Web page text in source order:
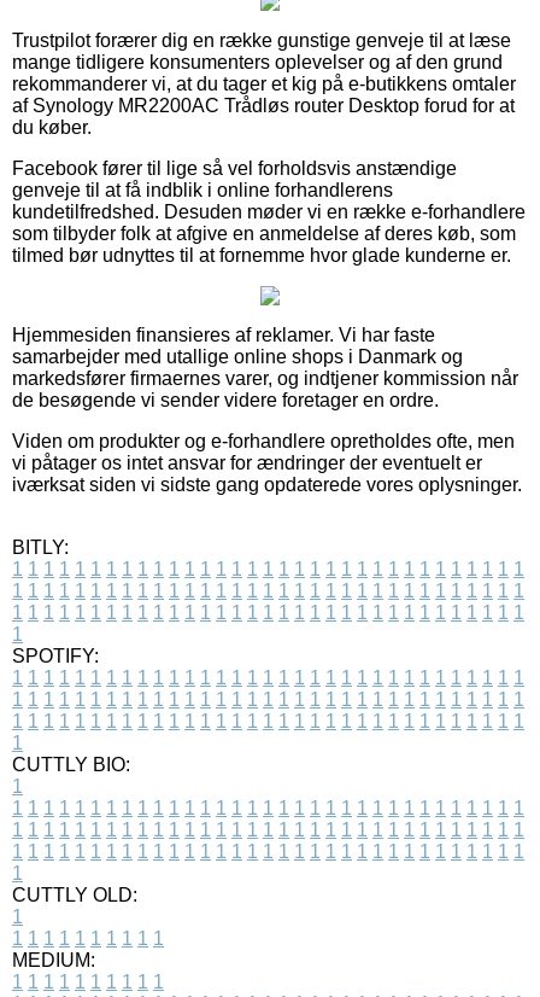
Trustpilot forærer dig en række gunstige genveje til at læse
mange tidligere konsumenters oplevelser og af den grund
rekommanderer vi, at du tager et kig på e-butikkens omtaler
af Synology MR2200AC Trådløs router Desktop forud for at
du køber.
Facebook fører til lige så vel forholdsvis anstændige
genveje til at få indblik i online forhandlerens
kundetilfredshed. Desuden møder vi en række e-forhandlere
som tilbyder folk at afgive en anmeldelse af deres køb, som
tilmed bør udnyttes til at fornemme hvor glade kunderne er.
Hjemmesiden finansieres af reklamer. Vi har faste
samarbejder med utallige online shops i Danmark og
markedsfører firmaernes varer, og indtjener kommission når
de besøgende vi sender videre foretager en ordre.
Viden om produkter og e-forhandlere opretholdes ofte, men
vi påtager os intet ansvar for ændringer der eventuelt er
iværksat siden vi sidste gang opdaterede vores oplysninger.
BITLY:
1 1 1 1 1 1 1 1 1 1 1 1 1 1 1 1 1 1 1 1 1 1 1 1 1 1 1 1 1 1 1 1 1
1 1 1 1 1 1 1 1 1 1 1 1 1 1 1 1 1 1 1 1 1 1 1 1 1 1 1 1 1 1 1 1 1
1 1 1 1 1 1 1 1 1 1 1 1 1 1 1 1 1 1 1 1 1 1 1 1 1 1 1 1 1 1 1 1 1
1
SPOTIFY:
1 1 1 1 1 1 1 1 1 1 1 1 1 1 1 1 1 1 1 1 1 1 1 1 1 1 1 1 1 1 1 1 1
1 1 1 1 1 1 1 1 1 1 1 1 1 1 1 1 1 1 1 1 1 1 1 1 1 1 1 1 1 1 1 1 1
1 1 1 1 1 1 1 1 1 1 1 1 1 1 1 1 1 1 1 1 1 1 1 1 1 1 1 1 1 1 1 1 1
1
CUTTLY BIO:
1
1 1 1 1 1 1 1 1 1 1 1 1 1 1 1 1 1 1 1 1 1 1 1 1 1 1 1 1 1 1 1 1 1
1 1 1 1 1 1 1 1 1 1 1 1 1 1 1 1 1 1 1 1 1 1 1 1 1 1 1 1 1 1 1 1 1
1 1 1 1 1 1 1 1 1 1 1 1 1 1 1 1 1 1 1 1 1 1 1 1 1 1 1 1 1 1 1 1 1
1
CUTTLY OLD:
1
1 1 1 1 1 1 1 1 1 1
MEDIUM:
1 1 1 1 1 1 1 1 1 1